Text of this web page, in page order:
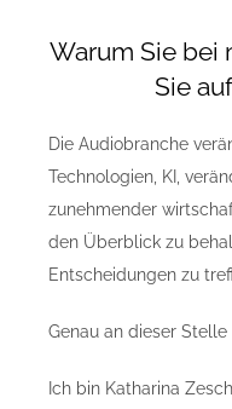
Warum Sie bei
Sie
Die Audiobranche
Technologien, KI,
zunehmender
den Überblick zu
Entscheidungen zu
Genau an dieser
Ich bin Katharina